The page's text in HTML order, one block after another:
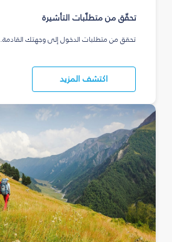
تحقّق من متطلّبات التأشيرة
تحقق من متطلبات الدخول إلى وجهتك القادمة.
اكتشف المزيد